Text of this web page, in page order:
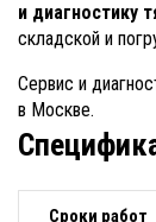
и диагностику
складской и
Сервис и
в Москве.
Сроки работ